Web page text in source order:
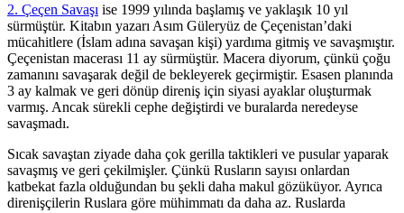
2. Çeçen Savaşı ise 1999 yılında başlamış ve yaklaşık 10 yıl
sürmüştür. Kitabın yazarı Asım Güleryüz de Çeçenistan’daki
mücahitlere (İslam adına savaşan kişi) yardıma gitmiş ve savaşmıştır.
Çeçenistan macerası 11 ay sürmüştür. Macera diyorum, çünkü çoğu
zamanını savaşarak değil de bekleyerek geçirmiştir. Esasen planında
3 ay kalmak ve geri dönüp direniş için siyasi ayaklar oluşturmak
varmış. Ancak sürekli cephe değiştirdi ve buralarda neredeyse
savaşmadı.
Sıcak savaştan ziyade daha çok gerilla taktikleri ve pusular yaparak
savaşmış ve geri çekilmişler. Çünkü Rusların sayısı onlardan
katbekat fazla olduğundan bu şekli daha makul gözüküyor. Ayrıca
direnişçilerin Ruslara göre mühimmatı da daha az. Ruslarda